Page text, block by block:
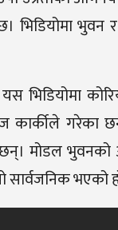
भिडियोमा
भिडियोमा
कार्कीले गरेका
मोडल
सार्वजनिक भएको